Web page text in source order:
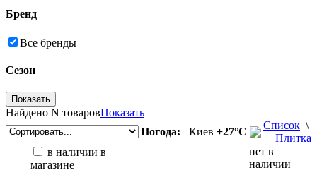
Бренд
Все бренды
Сезон
Найдено N товаровПоказать
Погода:
Киев +27°С
Список \
Плитка
в наличии в
магазине
нет в
наличии